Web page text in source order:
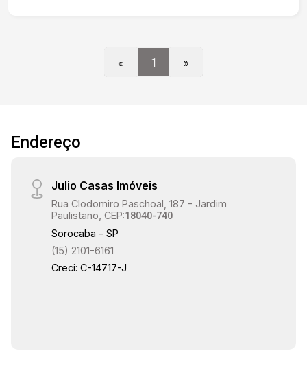
em alumínio, uma vaga de garagem descoberta. O
e Tauste Campolim.
« 1 »
Endereço
Julio Casas Imóveis
Rua Clodomiro Paschoal, 187 - Jardim
Paulistano, CEP:18040-740
Sorocaba - SP
(15) 2101-6161
Creci: C-14717-J